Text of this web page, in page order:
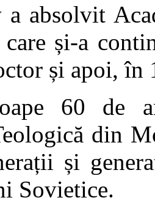
absolvit
și-a
și apoi, în
60 de
din
și
Sovietice.